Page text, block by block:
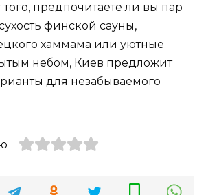
предпочитаете ли вы пар
финской сауны,
хаммама или уютные
небом, Киев предложит
для незабываемого